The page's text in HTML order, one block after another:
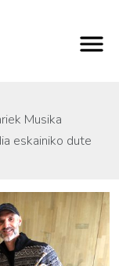
Musika
eskainiko dute